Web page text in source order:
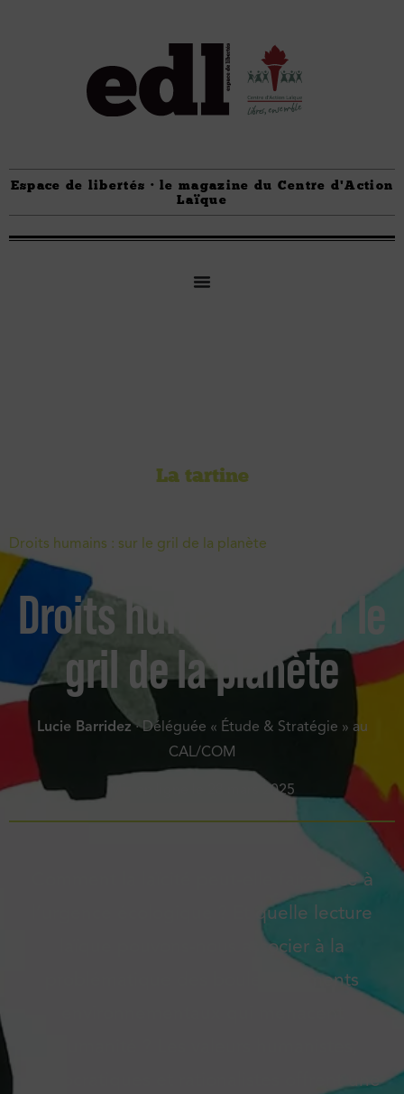
Espace de libertés · le magazine du Centre d'Action
Laïque
La tartine
Droits humains : sur le gril de la planète
Droits humains : sur le
gril de la planète
Lucie Barridez· Déléguée « Étude & Stratégie » au
CAL/COM
28 mars 2025
Comment la laïcité peut-elle faire face à
l’urgence écologique ? Et quelle lecture
laïque pouvons-nous associer à la
problématique des bouleversements
démocratiques et rationalistes offrent une